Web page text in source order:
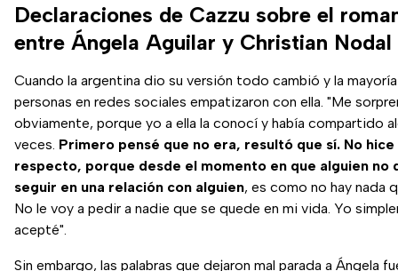
Declaraciones de Cazzu sobre el
entre Ángela Aguilar y Christian Nodal
Cuando la argentina dio su versión todo cambió y la
personas en redes sociales empatizaron con ella. "Me
obviamente, porque yo a ella la conocí y había compartido
veces. Primero pensé que no era, resultó que sí. No hice
respecto, porque desde el momento en que alguien no
seguir en una relación con alguien, es como no hay nada
No le voy a pedir a nadie que se quede en mi vida. Yo
acepté".
Sin embargo, las palabras que dejaron mal parada a Ángela